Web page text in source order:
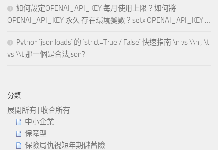
如何設定OPENAI_API_KEY 每月使用上限？如何將
OPENAI_API_KEY 永久 存在環境變數？setx OPENAI_API_KEY …
Python `json.loads` 的 `strict=True / False` 快速指南 \n vs \\n ; \t
vs \\t 那一個是合法json?
分類
展開所有 | 收合所有
中小企業
保障型
保險局仇視短年期儲蓄險